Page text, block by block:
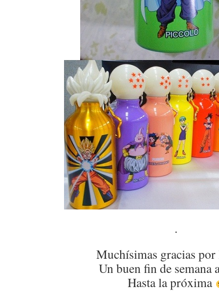
.
Muchísimas gracias por
Un buen fin de semana
Hasta la próxima